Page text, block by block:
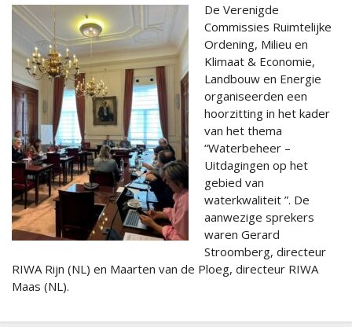
De Verenigde
Commissies Ruimtelijke
Ordening, Milieu en
Klimaat & Economie,
Landbouw en Energie
organiseerden een
hoorzitting in het kader
van het thema
“Waterbeheer –
Uitdagingen op het
gebied van
waterkwaliteit ”. De
aanwezige sprekers
waren Gerard
Stroomberg, directeur
RIWA Rijn (NL) en Maarten van de Ploeg, directeur RIWA
Maas (NL).